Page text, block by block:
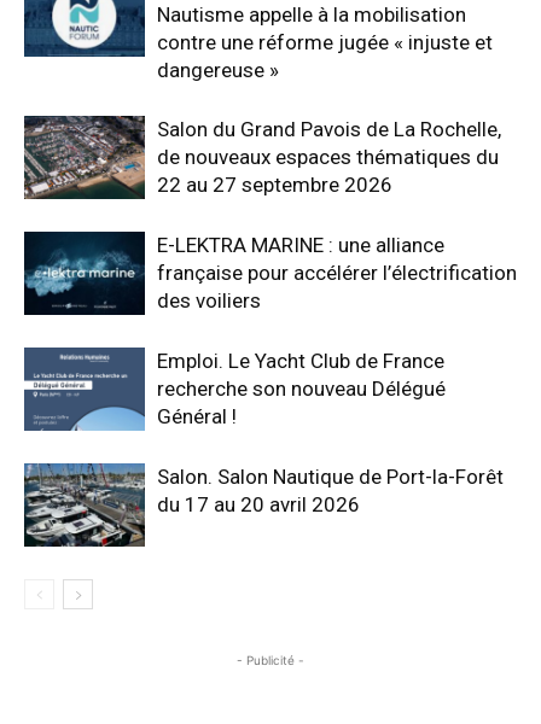
Nautisme appelle à la mobilisation
contre une réforme jugée « injuste et
dangereuse »
Salon du Grand Pavois de La Rochelle,
de nouveaux espaces thématiques du
22 au 27 septembre 2026
E-LEKTRA MARINE : une alliance
française pour accélérer l’électrification
des voiliers
Emploi. Le Yacht Club de France
recherche son nouveau Délégué
Général !
Salon. Salon Nautique de Port-la-Forêt
du 17 au 20 avril 2026
- Publicité -